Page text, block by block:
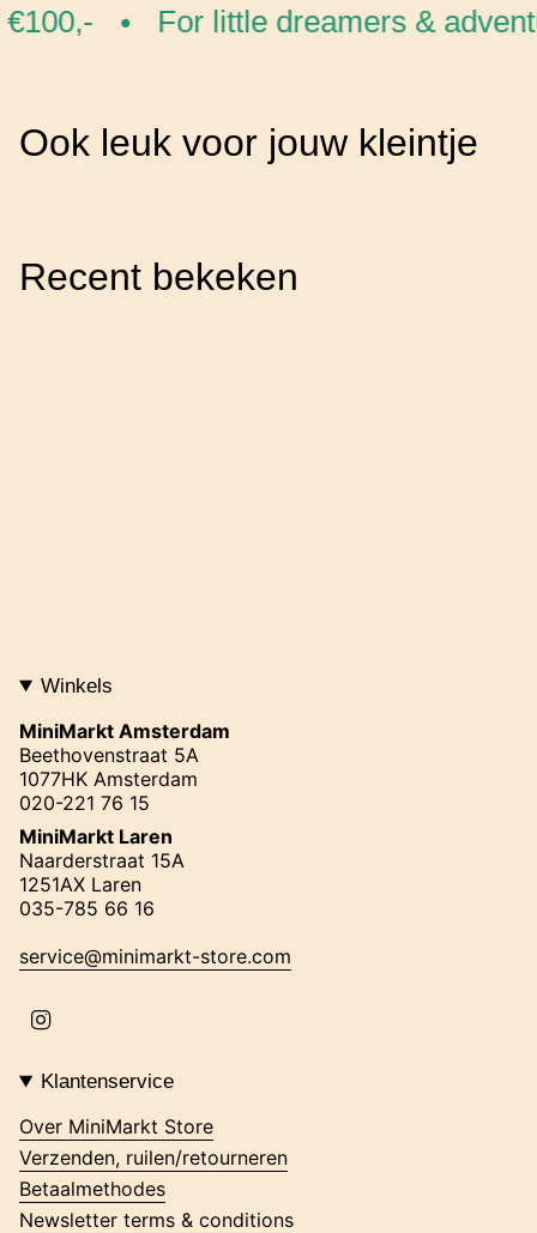
For little dreamers &
Ook leuk voor jouw kleintje
Recent bekeken
Winkels
MiniMarkt Amsterdam
Beethovenstraat 5A
1077HK Amsterdam
020-221 76 15
MiniMarkt Laren
Naarderstraat 15A
1251AX Laren
035-785 66 16
service@minimarkt-store.com
t
g
r
a
Klantenservice
Over MiniMarkt Store
Verzenden, ruilen/retourneren
Betaalmethodes
Newsletter terms & conditions